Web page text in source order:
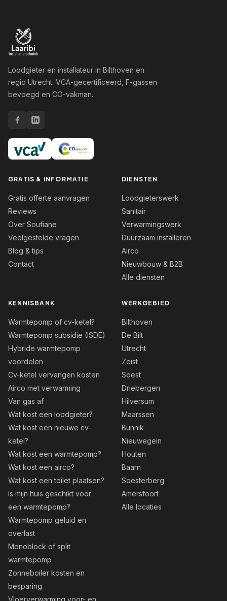
Loodgieter en installateur in Bilthoven en
regio Utrecht. VCA-gecertificeerd, F-gassen
bevoegd en CO-vakman.
GRATIS & INFORMATIE
Gratis offerte aanvragen
Reviews
Over Soufiane
Veelgestelde vragen
Blog & tips
Contact
DIENSTEN
Loodgieterswerk
Sanitair
Verwarmingswerk
Duurzaam installeren
Airco
Nieuwbouw & B2B
Alle diensten
KENNISBANK
Warmtepomp of cv-ketel?
Warmtepomp subsidie (ISDE)
Hybride warmtepomp
voordelen
Cv-ketel vervangen kosten
Airco met verwarming
Van gas af
Wat kost een loodgieter?
Wat kost een nieuwe cv-
ketel?
Wat kost een warmtepomp?
Wat kost een airco?
Wat kost een toilet plaatsen?
Is mijn huis geschikt voor
een warmtepomp?
Warmtepomp geluid en
overlast
Monoblock of split
warmtepomp
Zonneboiler kosten en
besparing
Vloerverwarming voor- en
WERKGEBIED
Bilthoven
De Bilt
Utrecht
Zeist
Soest
Driebergen
Hilversum
Maarssen
Bunnik
Nieuwegein
Houten
Baarn
Soesterberg
Amersfoort
Alle locaties